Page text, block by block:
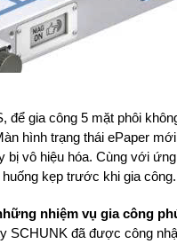
gia công 5 mặt phôi
hình trạng thái ePaper
vô hiệu hóa. Cùng với
kẹp trước khi gia công.
nhiệm vụ gia công
SCHUNK đã được công